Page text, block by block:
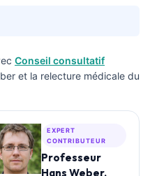
Conseil consultatif
et la relecture médicale du
EXPERT
CONTRIBUTEUR
Professeur
Hans Weber,